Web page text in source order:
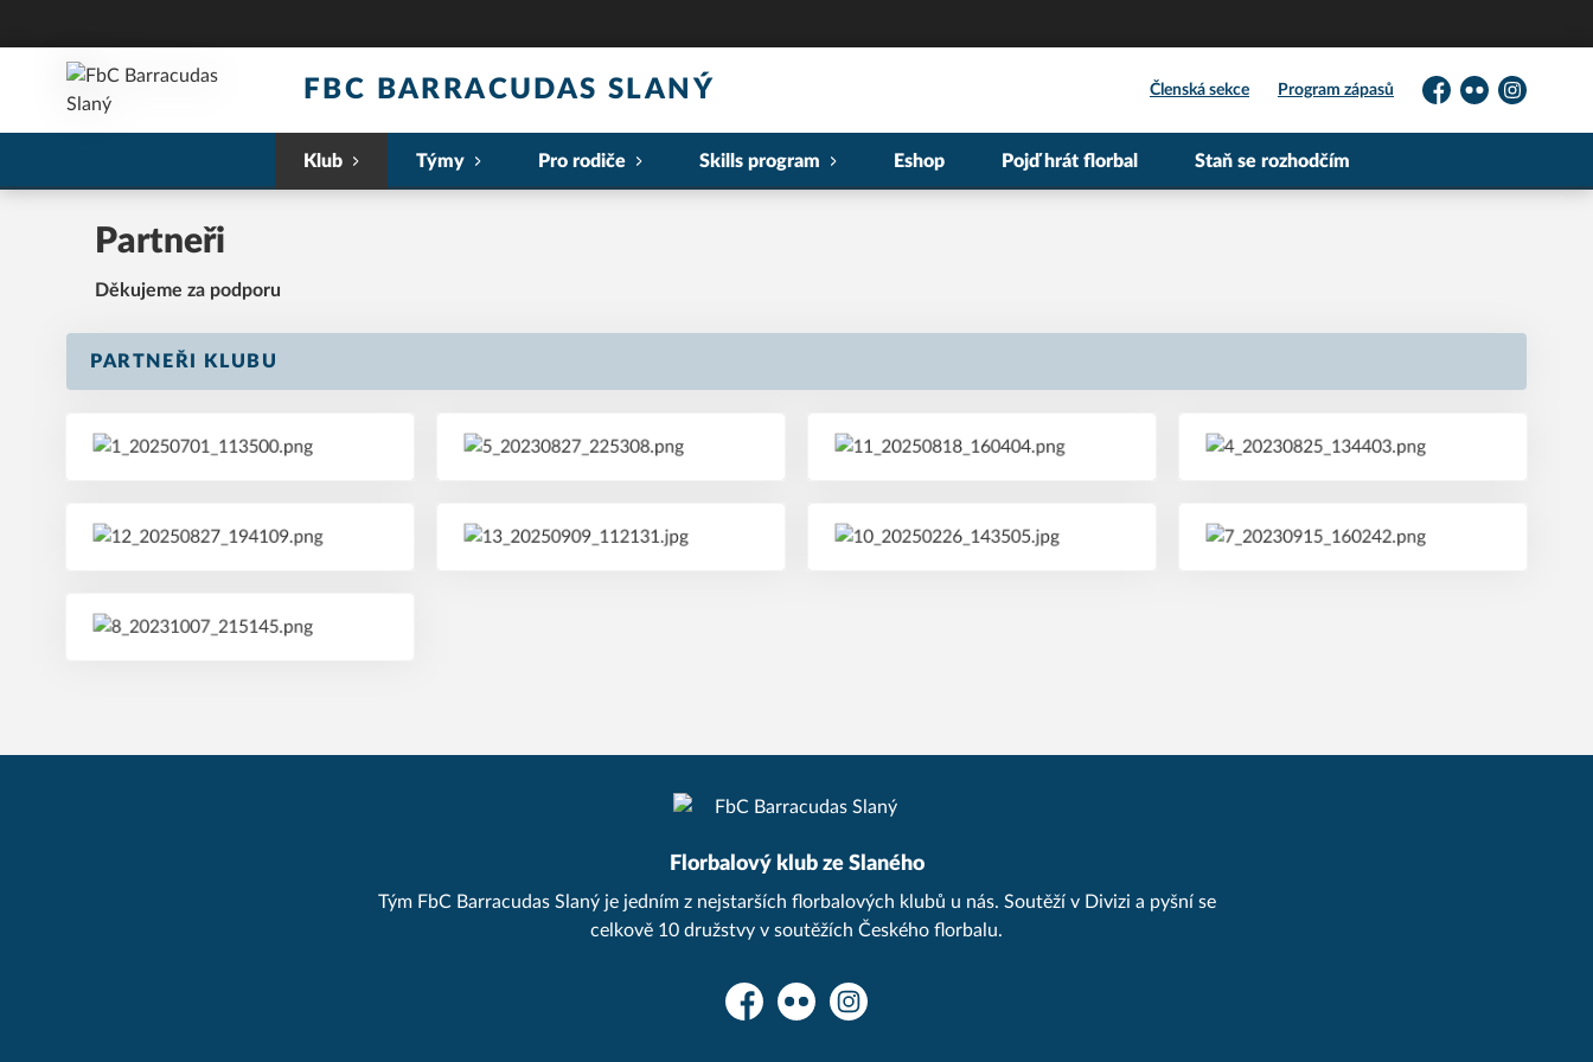
FBC BARRACUDAS SLANÝ Členská sekce Program zápasů
Facebook
FlickrInstagram
Klub Týmy Pro rodiče Skills program Eshop Pojď hrát florbal Staň se rozhodčím
Partneři
Děkujeme za podporu
PARTNEŘI KLUBU
Florbalový klub ze Slaného
Tým FbC Barracudas Slaný je jedním z nejstarších florbalových klubů u nás. Soutěží v Divizi a pyšní se
celkově 10 družstvy v soutěžích Českého florbalu.
FacebookFlickr Instagram